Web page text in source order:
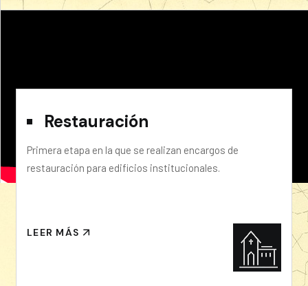
Restauración
Primera etapa en la que se realizan encargos de
restauración para edificios institucionales.
LEER MÁS